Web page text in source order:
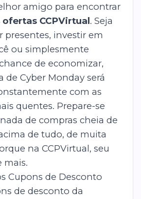
amigo para encontrar
CCPVirtual. Seja
presentes, investir em
ou simplesmente
de economizar,
de Cyber Monday será
com as
quentes. Prepare-se
de compras cheia de
de tudo, de muita
na CCPVirtual, seu
mais.
Cupons de Desconto
de desconto da